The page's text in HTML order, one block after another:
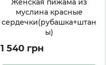
Женская пижама из
муслина красные
сердечки(рубашка+штан
ы)
1 540 грн